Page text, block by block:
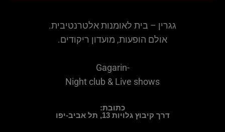
גגרין – בית לאומנות אלטרנטיבית.
אולם הופעות, מועדון ריקודים.
Gagarin-
Night club & Live shows
כתובת:
דרך קיבוץ גלויות 13, תל אביב-יפו